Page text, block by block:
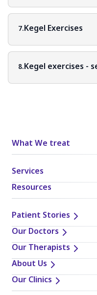
7.Kegel Exercises
8.Kegel exercises -
What We treat
Services
Resources
Patient Stories
Our Doctors
Our Therapists
About Us
Our Clinics